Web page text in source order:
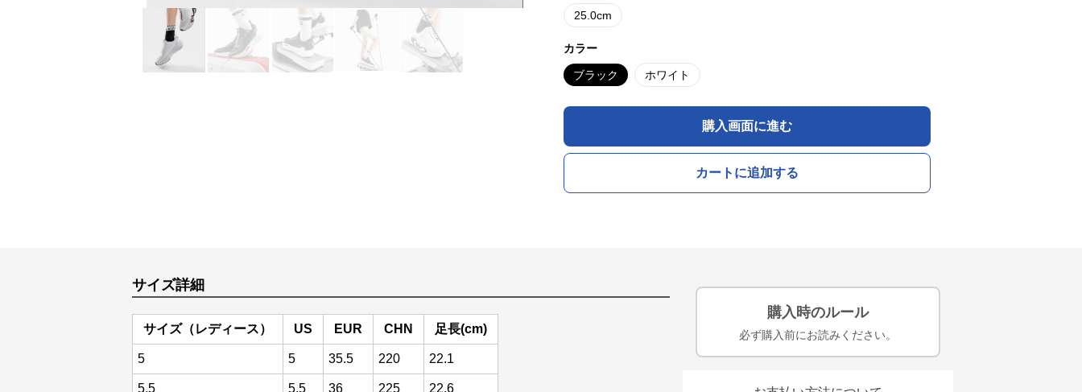
25.0cm
カラー
ブラック ホワイト
購入画面に進む
カートに追加する
サイズ詳細
サイズ（レディース） US EUR CHN 足長(cm)
5 5 35.5 220 22.1
5.5 5.5 36 225 22.6
購入時のルール
必ず購入前にお読みください。